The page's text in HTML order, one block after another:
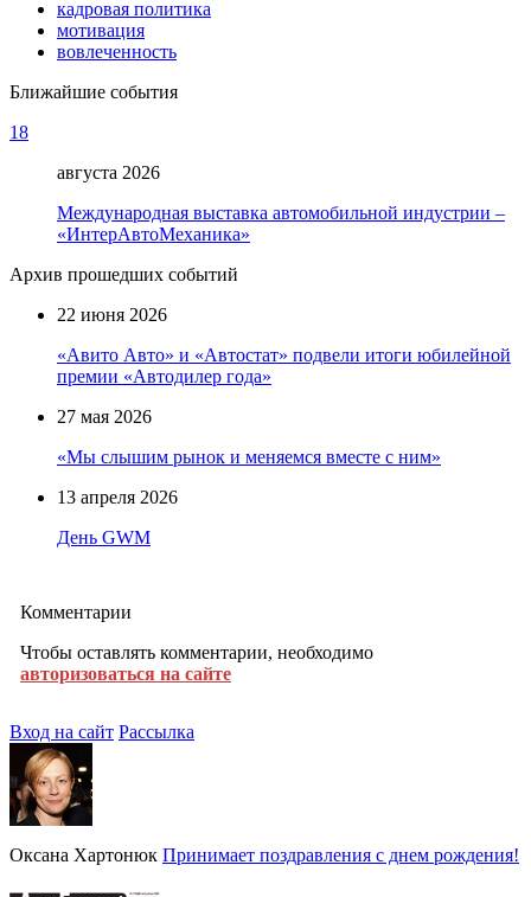
кадровая политика
мотивация
вовлеченность
Ближайшие события
18
августа 2026
Международная выставка автомобильной индустрии –
«ИнтерАвтоМеханика»
Архив прошедших событий
22 июня 2026
«Авито Авто» и «Автостат» подвели итоги юбилейной
премии «Автодилер года»
27 мая 2026
«Мы слышим рынок и меняемся вместе с ним»
13 апреля 2026
День GWM
Комментарии
Чтобы оставлять комментарии, необходимо
авторизоваться на сайте
Вход на сайт Рассылка
Оксана Хартонюк Принимает поздравления с днем рождения!